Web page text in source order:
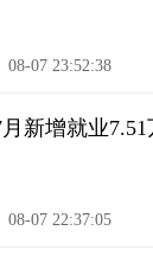
08-07 23:52:38
新增就业
08-07 22:37:05